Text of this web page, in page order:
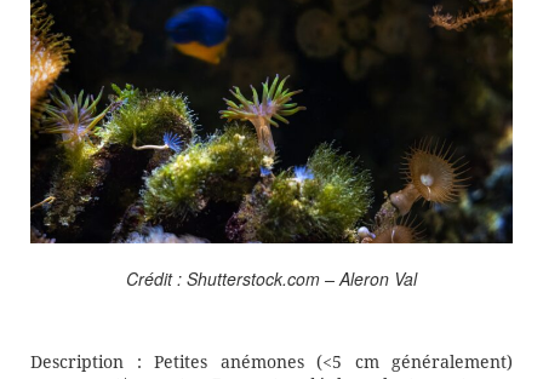
Crédit : Shutterstock.com – Aleron Val
Description : Petites anémones (<5 cm généralement)